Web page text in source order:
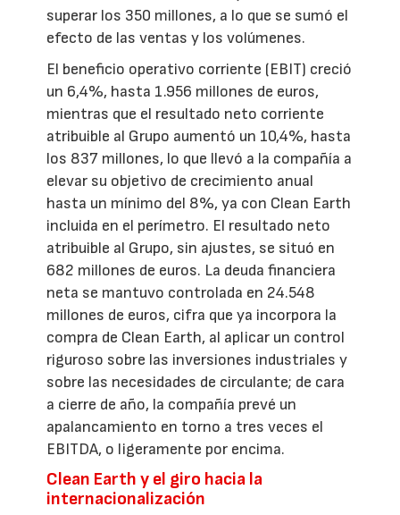
superar los 350 millones, a lo que se sumó el
efecto de las ventas y los volúmenes.
El beneficio operativo corriente (EBIT) creció
un 6,4%, hasta 1.956 millones de euros,
mientras que el resultado neto corriente
atribuible al Grupo aumentó un 10,4%, hasta
los 837 millones, lo que llevó a la compañía a
elevar su objetivo de crecimiento anual
hasta un mínimo del 8%, ya con Clean Earth
incluida en el perímetro. El resultado neto
atribuible al Grupo, sin ajustes, se situó en
682 millones de euros. La deuda financiera
neta se mantuvo controlada en 24.548
millones de euros, cifra que ya incorpora la
compra de Clean Earth, al aplicar un control
riguroso sobre las inversiones industriales y
sobre las necesidades de circulante; de cara
a cierre de año, la compañía prevé un
apalancamiento en torno a tres veces el
EBITDA, o ligeramente por encima.
Clean Earth y el giro hacia la
internacionalización